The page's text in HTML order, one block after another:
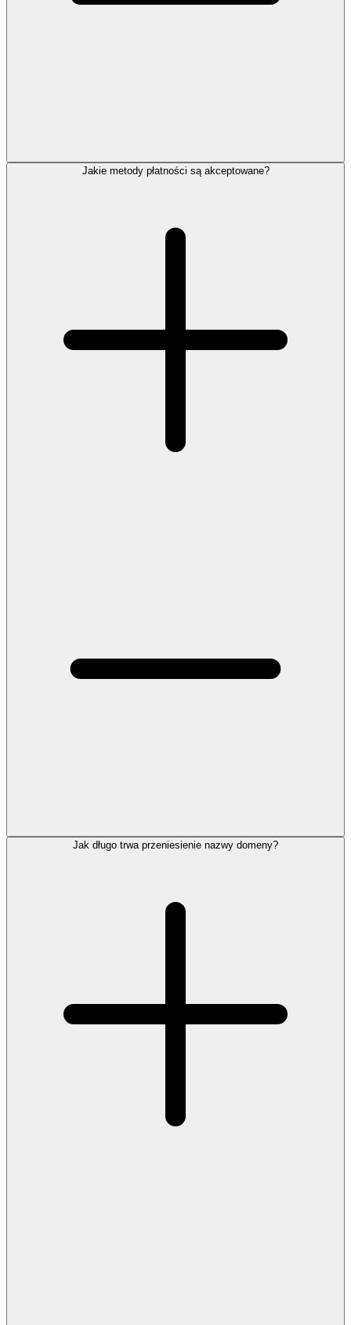
Jakie metody płatności są akceptowane?
Jak długo trwa przeniesienie nazwy domeny?